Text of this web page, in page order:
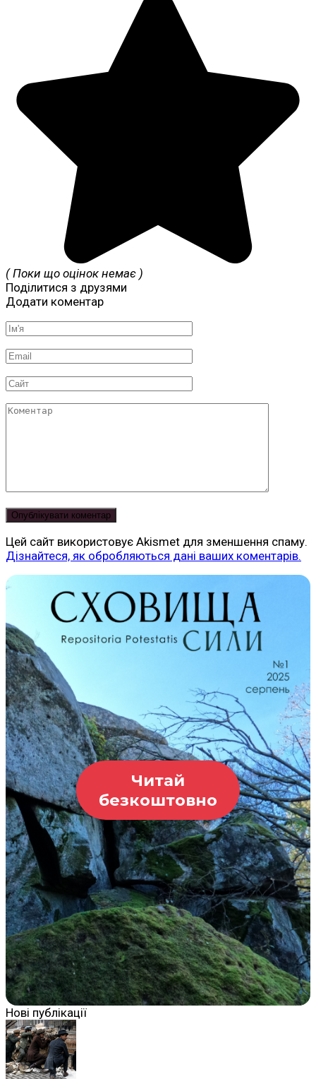
( Поки що оцінок немає )
Поділитися з друзями
Додати коментар
Ім'я
Email
Сайт
Коментар
Цей сайт використовує Akismet для зменшення спаму.
Дізнайтеся, як обробляються дані ваших коментарів.
Читай
безкоштовно
Нові публікації